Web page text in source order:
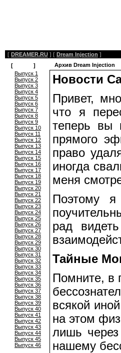
[ DREAMER.RU ] [ Dream Injection ]
[
]
Выпуск 1
Выпуск 2
Выпуск 3
Выпуск 4
Выпуск 5
Выпуск 6
Выпуск 7
Выпуск 8
Выпуск 9
Выпуск 10
Выпуск 11
Выпуск 12
Выпуск 13
Выпуск 14
Выпуск 15
Выпуск 16
Выпуск 17
Выпуск 18
Выпуск 19
Выпуск 20
Выпуск 21
Выпуск 22
Выпуск 23
Выпуск 24
Выпуск 25
Выпуск 26
Выпуск 27
Выпуск 28
Выпуск 29
Выпуск 30
Выпуск 31
Выпуск 32
Выпуск 33
Выпуск 34
Выпуск 35
Выпуск 36
Выпуск 37
Выпуск 38
Выпуск 39
Выпуск 40
Выпуск 41
Выпуск 42
Выпуск 43
Выпуск 44
Выпуск 45
Выпуск 46
Архив Dream Injection
Новости
Привет,
что я
теперь вы
прямого
право
иногда
меня
Поэтому я
рад
Тайные
Помните, в
всякой
на этом
лишь
нашему